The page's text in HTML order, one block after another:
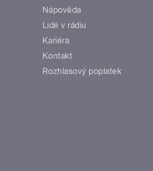
Nápověda
Lidé v rádiu
Kariéra
Kontakt
Rozhlasový poplatek